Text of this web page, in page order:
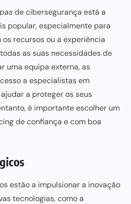
de cibersegurança está a
popular, especialmente para
recursos ou a experiência
as suas necessidades de
uma equipa externa, as
a especialistas em
a proteger os seus
é importante escolher um
de confiança e com boa
estão a impulsionar a inovação
tecnologias, como a